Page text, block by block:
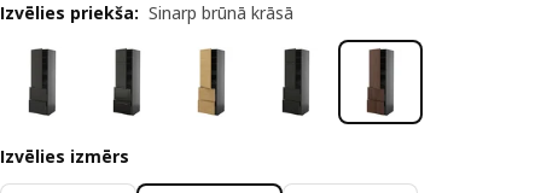
Izvēlies priekša: Sinarp brūnā krāsā
Izvēlies izmērs